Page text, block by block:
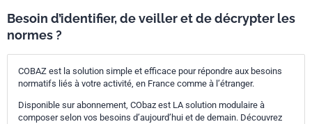
Besoin d’identifier, de veiller et de décrypter les
normes ?
COBAZ est la solution simple et efficace pour répondre aux besoins
normatifs liés à votre activité, en France comme à l’étranger.
Disponible sur abonnement, CObaz est LA solution modulaire à
composer selon vos besoins d’aujourd’hui et de demain. Découvrez